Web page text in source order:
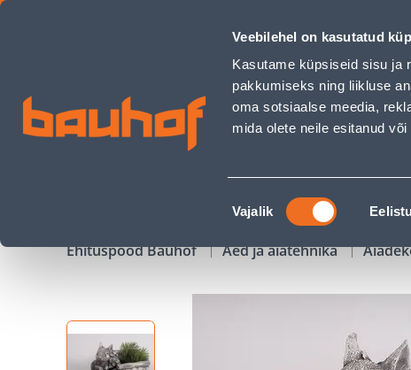
Veebilehel on kasutatud
Kasutame küpsiseid sisu ja
pakkumiseks ning liikluse
oma sotsiaalse meedia,
mida olete neile esitanud
Nõusoleku
valik
Vajalik
BETOONKUJU SKULPTUURIKODA JÄNES KORVIGA - Bauhof has
Äriklienditeenindus Klienditeenindus
KAMPAANIAD
Ehituspood Bauhof Aed ja aiatehnika